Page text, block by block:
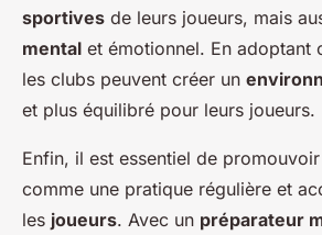
sportives de leurs joueurs, mais
mental et émotionnel. En adoptant
les clubs peuvent créer un
et plus équilibré pour leurs joueurs.
Enfin, il est essentiel de
comme une pratique régulière et
les joueurs. Avec un préparateur